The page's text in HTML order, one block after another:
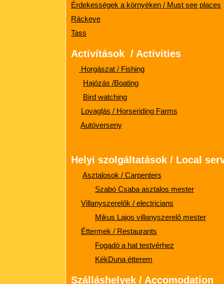
Érdekességek a környéken / Must see places
Ráckeve
Tass
Activítások / Activities
Horgászat / Fishing
Hajózás /Boating
Bird watching
Lovaglás / Horseriding Farms
Autóverseny
Helyi szolgáltatások / Local
Asztalosok / Carpenters
Szabó Csaba asztalos mester
Villanyszerelők / electricians
Mikus Lajos villanyszerelő mester
Éttermek / Restaurants
Fogadó a hat testvérhez
KékDuna étterem
Szálláshelyek / Accomodation